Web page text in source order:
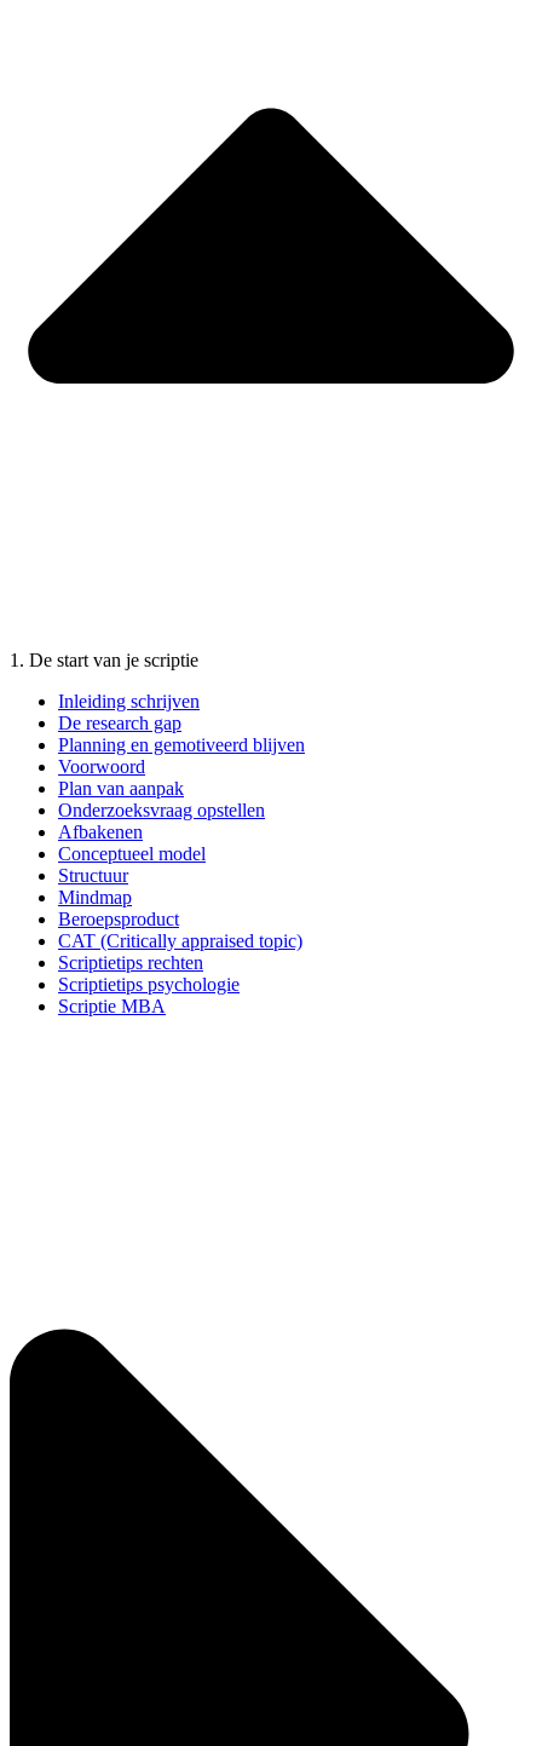
1. De start van je scriptie
Inleiding schrijven
De research gap
Planning en gemotiveerd blijven
Voorwoord
Plan van aanpak
Onderzoeksvraag opstellen
Afbakenen
Conceptueel model
Structuur
Mindmap
Beroepsproduct
CAT (Critically appraised topic)
Scriptietips rechten
Scriptietips psychologie
Scriptie MBA